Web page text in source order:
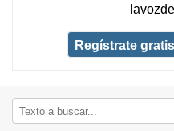
Regístrate gratis